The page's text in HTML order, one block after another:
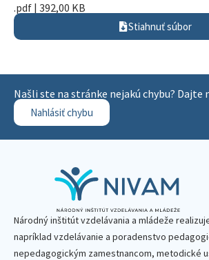
.pdf | 392,00 KB
Stiahnuť súbor
Našli ste na stránke nejakú chybu? Dajte
Nahlásiť chybu
Národný inštitút vzdelávania a mládeže
napríklad vzdelávanie a poradenstvo
nepedagogickým zamestnancom, metodické